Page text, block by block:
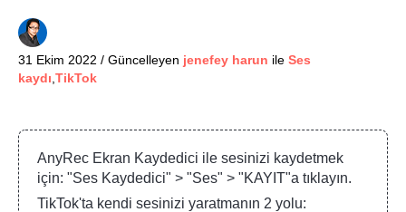
31 Ekim 2022 / Güncelleyen jenefey harun ile Ses
kaydı TikTok
AnyRec Ekran Kaydedici ile sesinizi kaydetmek
için: "Ses Kaydedici" > "Ses" > "KAYIT"a tıklayın.
TikTok'ta kendi sesinizi yaratmanın 2 yolu: